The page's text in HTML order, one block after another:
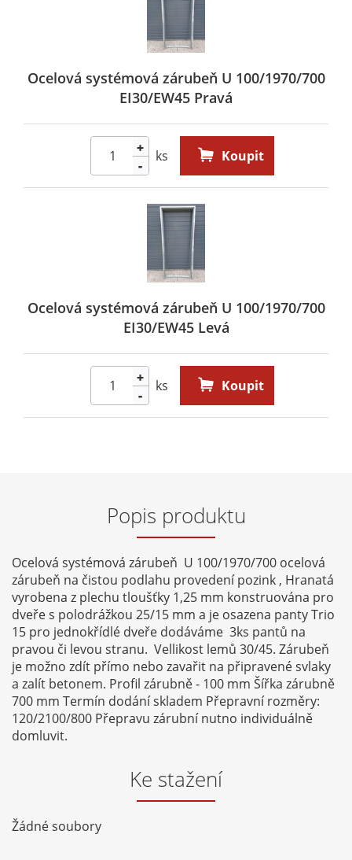
Ocelová systémová zárubeň U 100/1970/700
EI30/EW45 Pravá
-
+ ks Koupit
Ocelová systémová zárubeň U 100/1970/700
EI30/EW45 Levá
-
+ ks Koupit
Popis produktu
Ocelová systémová zárubeň U 100/1970/700 ocelová
zárubeň na čistou podlahu provedení pozink , Hranatá
vyrobena z plechu tloušťky 1,25 mm konstruována pro
dveře s polodrážkou 25/15 mm a je osazena panty Trio
15 pro jednokřídlé dveře dodáváme 3ks pantů na
pravou či levou stranu. Vellikost lemů 30/45. Zárubeň
je možno zdít přímo nebo zavařit na připravené svlaky
a zalít betonem. Profil zárubně - 100 mm Šířka zárubně
700 mm Termín dodání skladem Přepravní rozměry:
120/2100/800 Přepravu zárubní nutno individuálně
domluvit.
Ke stažení
Žádné soubory